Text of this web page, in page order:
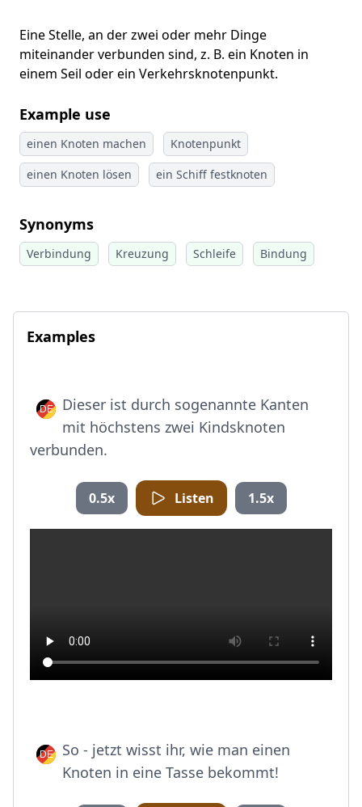
Eine Stelle, an der zwei oder mehr Dinge
miteinander verbunden sind, z. B. ein Knoten in
einem Seil oder ein Verkehrsknotenpunkt.
Example use
einen Knoten machen
Knotenpunkt
einen Knoten lösen
ein Schiff festknoten
Synonyms
Verbindung Kreuzung Schleife Bindung
Examples
Dieser ist durch sogenannte Kanten
mit höchstens zwei Kindsknoten
verbunden.
0.5x Listen 1.5x
So - jetzt wisst ihr, wie man einen
Knoten in eine Tasse bekommt!